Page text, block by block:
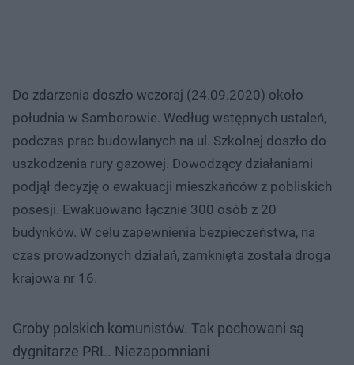
Do zdarzenia doszło wczoraj (24.09.2020) około
południa w Samborowie. Według wstępnych ustaleń,
podczas prac budowlanych na ul. Szkolnej doszło do
uszkodzenia rury gazowej. Dowodzący działaniami
podjął decyzję o ewakuacji mieszkańców z pobliskich
posesji. Ewakuowano łącznie 300 osób z 20
budynków. W celu zapewnienia bezpieczeństwa, na
czas prowadzonych działań, zamknięta została droga
krajowa nr 16.
Groby polskich komunistów. Tak pochowani są
dygnitarze PRL. Niezapomniani